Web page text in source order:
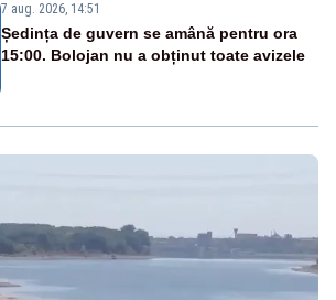
7 aug. 2026, 14:51
Ședința de guvern se amână pentru ora
15:00. Bolojan nu a obținut toate avizele